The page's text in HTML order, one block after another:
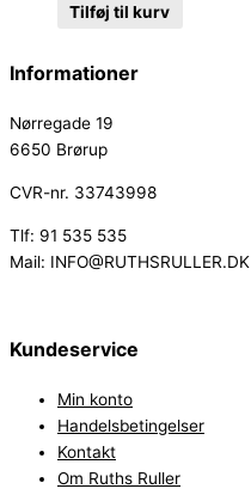
Tilføj til kurv
Informationer
Nørregade 19
6650 Brørup
CVR-nr. 33743998
Tlf: 91 535 535
Mail: INFO@RUTHSRULLER.DK
Kundeservice
Min konto
Handelsbetingelser
Kontakt
Om Ruths Ruller